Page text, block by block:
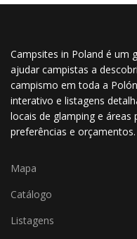
Campsites in Poland é um
ajudar campistas a
campismo em toda a
interativo e listagens
locais de glamping e áreas
preferências e orçamentos.
Mapa
Catálogo
Listagens